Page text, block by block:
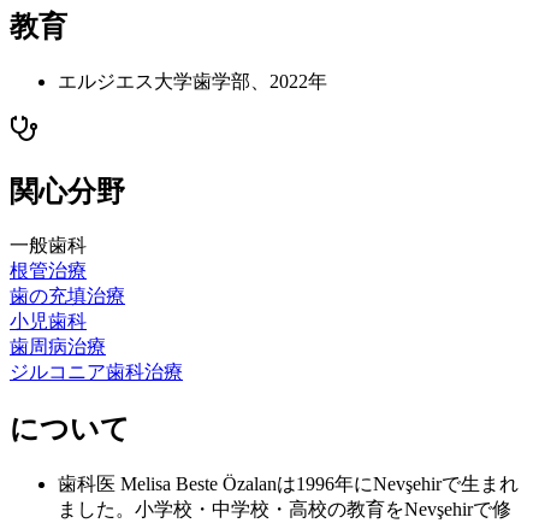
教育
エルジエス大学歯学部、2022年
関心分野
一般歯科
根管治療
歯の充填治療
小児歯科
歯周病治療
ジルコニア歯科治療
について
歯科医 Melisa Beste Özalanは1996年にNevşehirで生まれ
ました。小学校・中学校・高校の教育をNevşehirで修